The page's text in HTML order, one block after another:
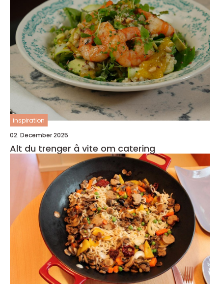
inspiration
02. December 2025
Alt du trenger å vite om catering